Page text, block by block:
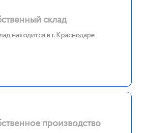
склад
находится в г. Краснодаре
производство